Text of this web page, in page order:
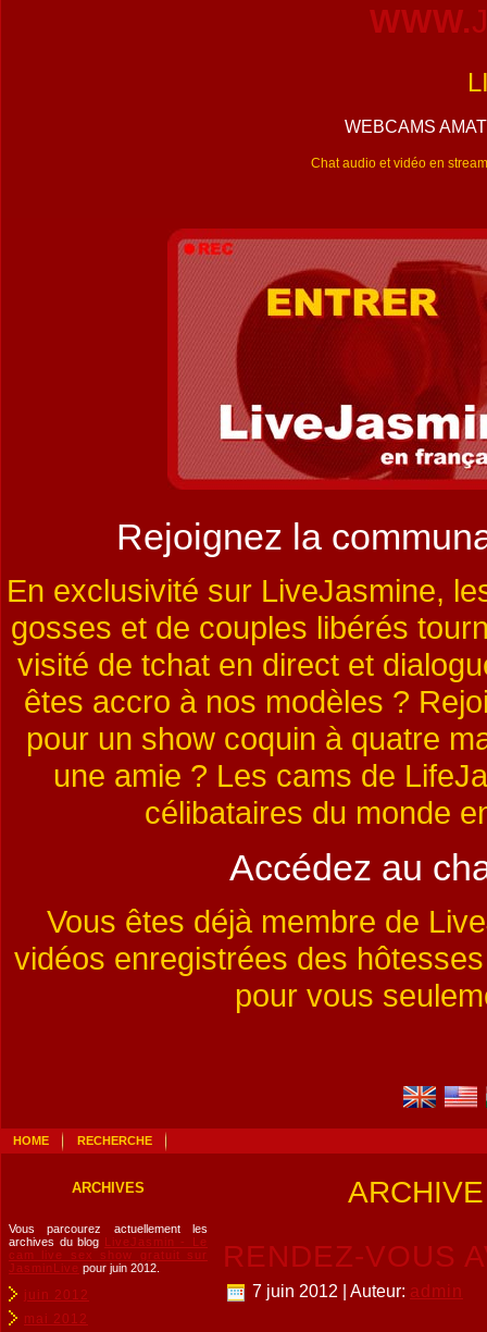
WWW.
WEBCAMS
Chat audio et vidéo en
Rejoignez la
En exclusivité sur LiveJasmine,
gosses et de couples libérés
visité de tchat en direct et
êtes accro à nos modèles ?
pour un show coquin à quatre
une amie ? Les cams de
célibataires du monde
Accédez au
Vous êtes déjà membre de
vidéos enregistrées des
pour vous
HOME RECHERCHE
ARCHIVES
Vous parcourez actuellement les
archives du blog LiveJasmin - Le
cam live sex show gratuit sur
JasminLive pour juin 2012.
juin 2012
mai 2012
RENDEZ-VOUS
7 juin 2012 | Auteur: admin